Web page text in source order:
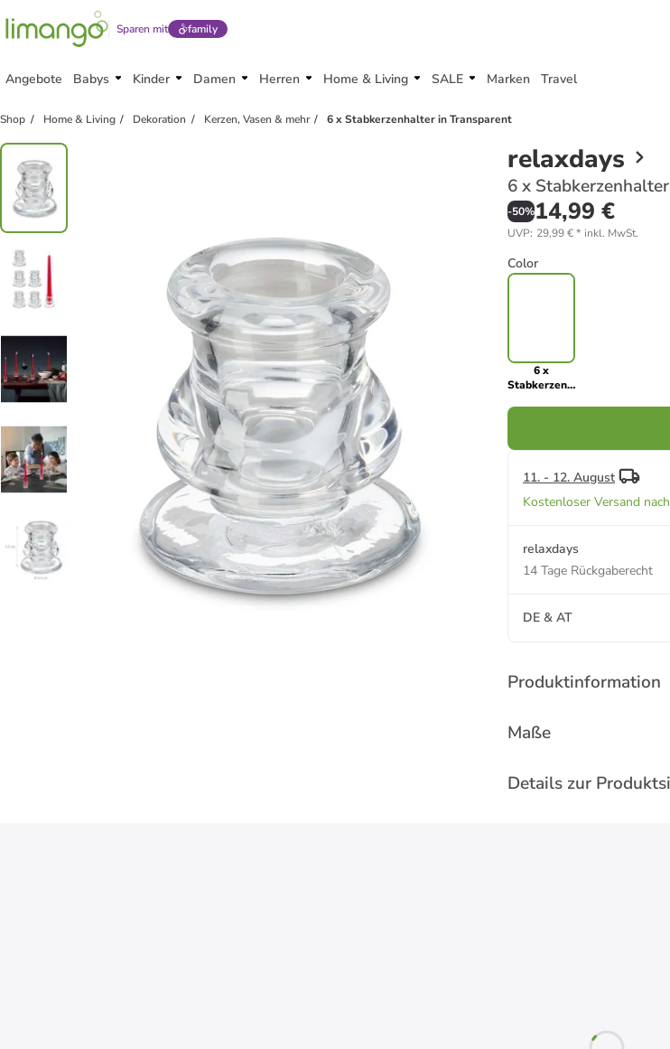
Sparen mit family
Angebote Babys Kinder Damen Herren Home & Living SALE Marken Travel
Shop Home & Living Dekoration Kerzen, Vasen & mehr 6 x Stabkerzenhalter in Transparent
relaxdays
6 x
-50%14,99 €
UVP: 29,99 €* inkl. MwSt.
Color
6 x
Stabkerzenhalter
Transparent
11. - 12. August
Kostenloser Versand
relaxdays
14 Tage Rückgaberecht
DE & AT
Produktinformation
Maße
Details zur